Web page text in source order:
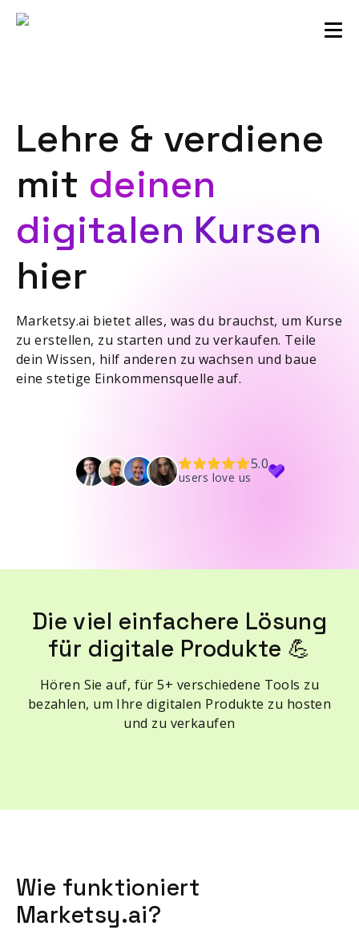
Lehre & verdiene
mit deinen
digitalen Kursen
hier
Marketsy.ai bietet alles, was du brauchst, um Kurse
zu erstellen, zu starten und zu verkaufen. Teile
dein Wissen, hilf anderen zu wachsen und baue
eine stetige Einkommensquelle auf.
5.0
users love us
Die viel einfachere Lösung
für digitale Produkte 💪
Hören Sie auf, für 5+ verschiedene Tools zu
bezahlen, um Ihre digitalen Produkte zu hosten
und zu verkaufen
Wie funktioniert
Marketsy.ai?